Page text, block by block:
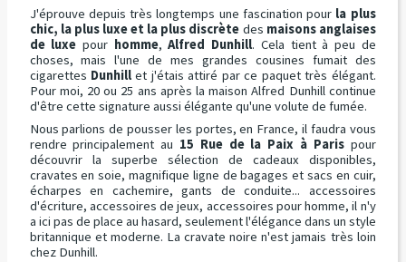
J'éprouve depuis très longtemps une fascination pour la plus
chic, la plus luxe et la plus discrète des maisons anglaises
de luxe pour homme,Alfred Dunhill. Cela tient à peu de
choses, mais l'une de mes grandes cousines fumait des
cigarettes Dunhillet j'étais attiré par ce paquet très élégant.
Pour moi, 20 ou 25 ans après la maison Alfred Dunhill continue
d'être cette signature aussi élégante qu'une volute de fumée.
Nous parlions de pousser les portes, en France, il faudra vous
rendre principalement au 15 Rue de la Paix à Paris pour
découvrir la superbe sélection de cadeaux disponibles,
cravates en soie, magnifique ligne de bagages et sacs en cuir,
écharpes en cachemire, gants de conduite... accessoires
d'écriture, accessoires de jeux, accessoires pour homme, il n'y
a ici pas de place au hasard, seulement l'élégance dans un style
britannique et moderne. La cravate noire n'est jamais très loin
chez Dunhill.